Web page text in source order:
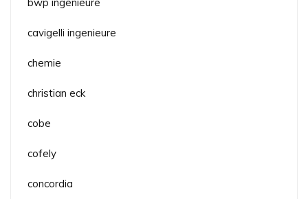
bwp ingenieure
cavigelli ingenieure
chemie
christian eck
cobe
cofely
concordia